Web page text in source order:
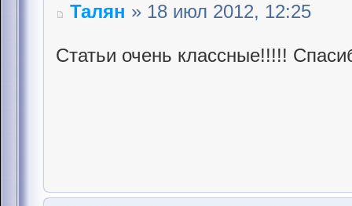
Талян » 18 июл 2012, 12:25
Статьи очень классные!!!!!